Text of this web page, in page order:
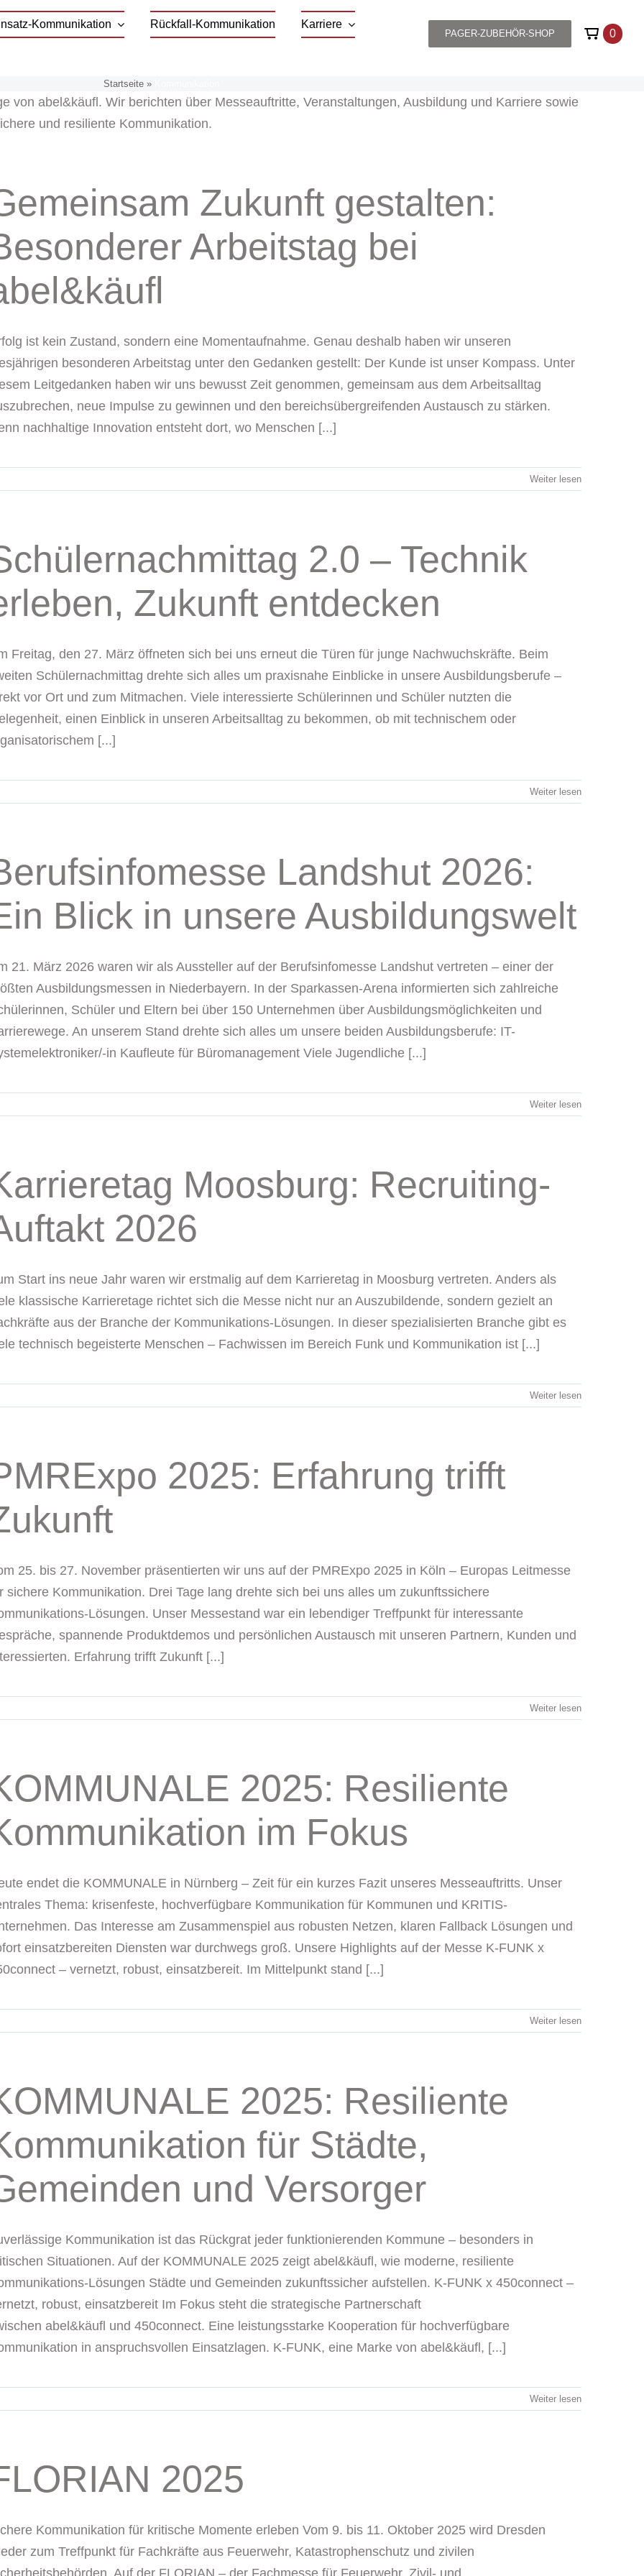
Kommunikation Rückfall-Kommunikation Karriere
PAGER-ZUBEHÖR-SHOP 0
Startseite»
von abel&käufl. Wir berichten über Messeauftritte, Veranstaltungen, Ausbildung und Karriere sowie
und resiliente Kommunikation.
Zukunft gestalten:
Arbeitstag bei
ist kein Zustand, sondern eine Momentaufnahme. Genau deshalb haben wir unseren
besonderen Arbeitstag unter den Gedanken gestellt: Der Kunde ist unser Kompass. Unter
Leitgedanken haben wir uns bewusst Zeit genommen, gemeinsam aus dem Arbeitsalltag
neue Impulse zu gewinnen und den bereichsübergreifenden Austausch zu stärken.
nachhaltige Innovation entsteht dort, wo Menschen [...]
Weiter lesen
2.0 – Technik
Zukunft entdecken
Freitag, den 27. März öffneten sich bei uns erneut die Türen für junge Nachwuchskräfte. Beim
Schülernachmittag drehte sich alles um praxisnahe Einblicke in unsere Ausbildungsberufe –
vor Ort und zum Mitmachen. Viele interessierte Schülerinnen und Schüler nutzten die
einen Einblick in unseren Arbeitsalltag zu bekommen, ob mit technischem oder
[...]
Weiter lesen
Landshut 2026:
Blick in unsere Ausbildungswelt
21. März 2026 waren wir als Aussteller auf der Berufsinfomesse Landshut vertreten – einer der
Ausbildungsmessen in Niederbayern. In der Sparkassen-Arena informierten sich zahlreiche
Schüler und Eltern bei über 150 Unternehmen über Ausbildungsmöglichkeiten und
An unserem Stand drehte sich alles um unsere beiden Ausbildungsberufe: IT-
in Kaufleute für Büromanagement Viele Jugendliche [...]
Weiter lesen
Moosburg: Recruiting-
2026
Start ins neue Jahr waren wir erstmalig auf dem Karrieretag in Moosburg vertreten. Anders als
klassische Karrieretage richtet sich die Messe nicht nur an Auszubildende, sondern gezielt an
aus der Branche der Kommunikations-Lösungen. In dieser spezialisierten Branche gibt es
technisch begeisterte Menschen – Fachwissen im Bereich Funk und Kommunikation ist [...]
Weiter lesen
2025: Erfahrung trifft
25. bis 27. November präsentierten wir uns auf der PMRExpo 2025 in Köln – Europas Leitmesse
sichere Kommunikation. Drei Tage lang drehte sich bei uns alles um zukunftssichere
Lösungen. Unser Messestand war ein lebendiger Treffpunkt für interessante
spannende Produktdemos und persönlichen Austausch mit unseren Partnern, Kunden und
Erfahrung trifft Zukunft [...]
Weiter lesen
2025: Resiliente
im Fokus
endet die KOMMUNALE in Nürnberg – Zeit für ein kurzes Fazit unseres Messeauftritts. Unser
Thema: krisenfeste, hochverfügbare Kommunikation für Kommunen und KRITIS-
Das Interesse am Zusammenspiel aus robusten Netzen, klaren Fallback Lösungen und
einsatzbereiten Diensten war durchwegs groß. Unsere Highlights auf der Messe K‑FUNK x
– vernetzt, robust, einsatzbereit. Im Mittelpunkt stand [...]
Weiter lesen
2025: Resiliente
für Städte,
und Versorger
Kommunikation ist das Rückgrat jeder funktionierenden Kommune – besonders in
Situationen. Auf der KOMMUNALE 2025 zeigt abel&käufl, wie moderne, resiliente
Lösungen Städte und Gemeinden zukunftssicher aufstellen. K-FUNK x 450connect –
robust, einsatzbereit Im Fokus steht die strategische Partnerschaft
abel&käufl und 450connect. Eine leistungsstarke Kooperation für hochverfügbare
in anspruchsvollen Einsatzlagen. K-FUNK, eine Marke von abel&käufl, [...]
Weiter lesen
2025
Kommunikation für kritische Momente erleben Vom 9. bis 11. Oktober 2025 wird Dresden
zum Treffpunkt für Fachkräfte aus Feuerwehr, Katastrophenschutz und zivilen
Auf der FLORIAN – der Fachmesse für Feuerwehr, Zivil- und